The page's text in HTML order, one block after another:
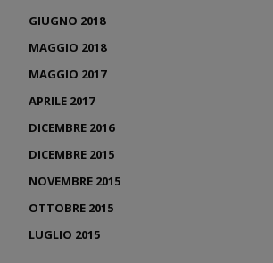
GIUGNO 2018
MAGGIO 2018
MAGGIO 2017
APRILE 2017
DICEMBRE 2016
DICEMBRE 2015
NOVEMBRE 2015
OTTOBRE 2015
LUGLIO 2015